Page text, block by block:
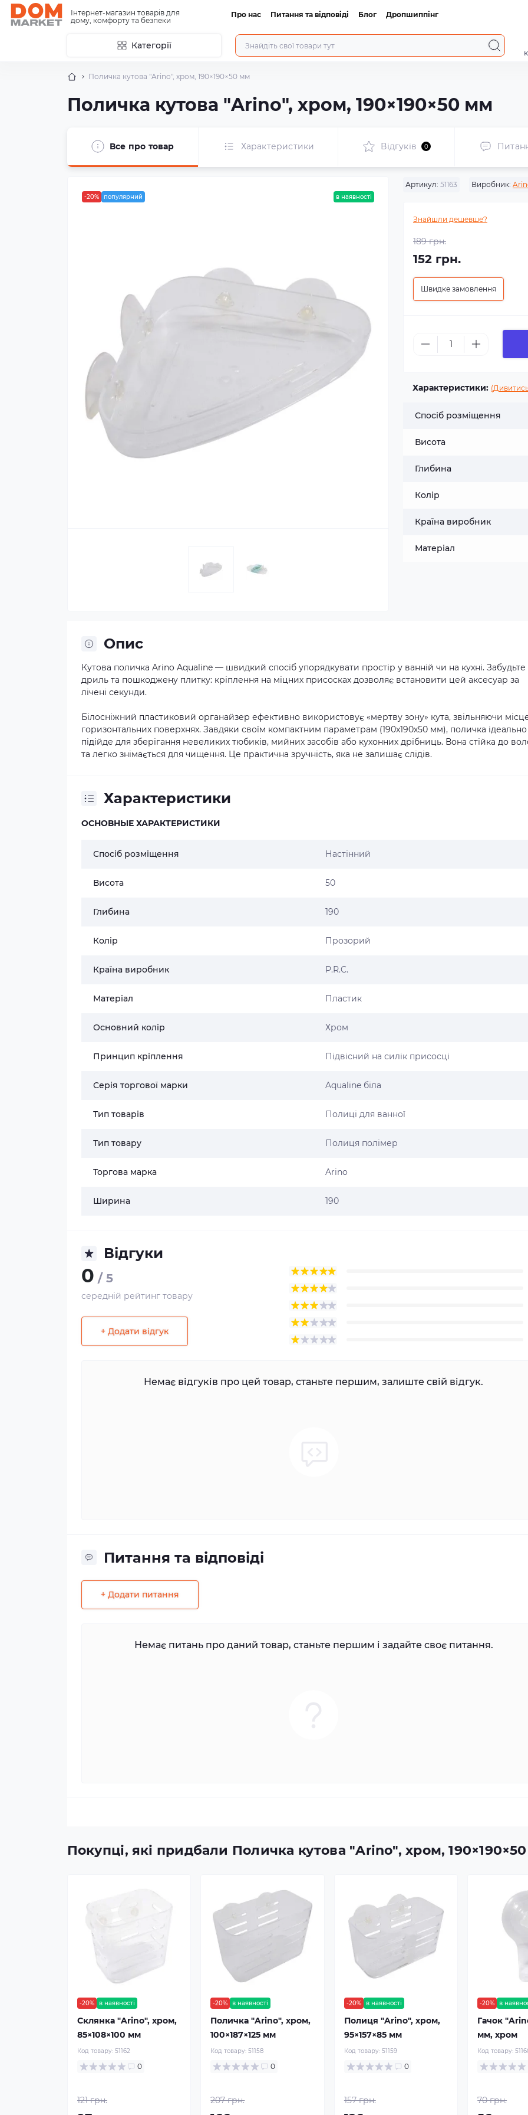
Інтернет-магазин товарів для
дому, комфорту та безпеки
Про нас Питання та відповіді Блог Дропшиппінг
Категорії
Поличка кутова "Arino", хром, 190×190×50 мм
Поличка кутова "Arino", хром, 190×190×50 мм
Все про товар Характеристики Відгуків 0
-20% популярний в наявності
Артикул: 51163 Виробник:
Знайшли дешевше?
189 грн.
152 грн.
Швидке замовлення
Характеристики:
Спосіб розміщення
Висота
Глибина
Колір
Країна виробник
Матеріал
Опис
Кутова поличка Arino Aqualine — швидкий спосіб упорядкувати простір у ванній чи на кухні.
дриль та пошкоджену плитку: кріплення на міцних присосках дозволяє встановити цей аксесуар за
лічені секунди.
Білосніжний пластиковий органайзер ефективно використовує «мертву зону» кута, звільняючи
горизонтальних поверхнях. Завдяки своїм компактним параметрам (190х190х50 мм), поличка ідеально
підійде для зберігання невеликих тюбиків, мийних засобів або кухонних дрібниць. Вона стійка до
та легко знімається для чищення. Це практична зручність, яка не залишає слідів.
Характеристики
ОСНОВНЫЕ ХАРАКТЕРИСТИКИ
Спосіб розміщення Настінний
Висота 50
Глибина 190
Колір Прозорий
Країна виробник P.R.C.
Матеріал Пластик
Основний колір Хром
Принцип кріплення Підвісний на силік присосці
Серія торгової марки Aqualine біла
Тип товарів Полиці для ванної
Тип товару Полиця полімер
Торгова марка Arino
Ширина 190
Відгуки
0 / 5
середній рейтинг товару
+ Додати відгук
Немає відгуків про цей товар, станьте першим, залиште свій відгук.
Питання та відповіді
+ Додати питання
Немає питань про даний товар, станьте першим і задайте своє питання.
Покупці, які придбали Поличка кутова "Arino", хром,
-20% в наявності
Склянка "Arino", хром,
85×108×100 мм
Код товару: 51162
0
121 грн.
-20% в наявності
Поличка "Arino", хром,
100×187×125 мм
Код товару:51158
0
207 грн.
-20% в наявності
Полиця "Arino", хром,
95×157×85 мм
Код товару: 51159
0
157 грн.
-20% в
Гачок
мм, хром
Код товару:
70 грн.